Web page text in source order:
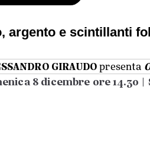
argento e scintillanti
GIRAUDOpresenta
8 dicembre ore 14.30 |